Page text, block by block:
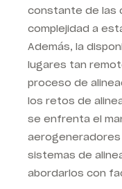
constante de las
complejidad a
Además, la
lugares tan
proceso de
los retos de
se enfrenta el
aerogeneradores
sistemas de
abordarlos con